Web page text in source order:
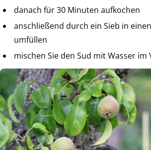
danach für 30 Minuten aufkochen
anschließend durch ein Sieb in
umfüllen
mischen Sie den Sud mit Wasser im